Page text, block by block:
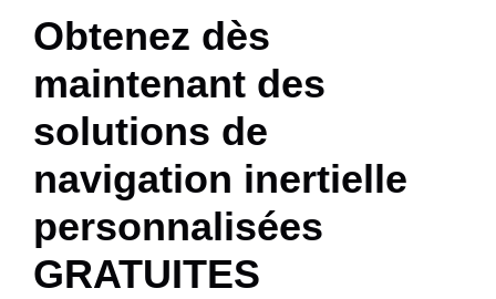
Obtenez dès
maintenant des
solutions de
navigation inertielle
personnalisées
GRATUITES